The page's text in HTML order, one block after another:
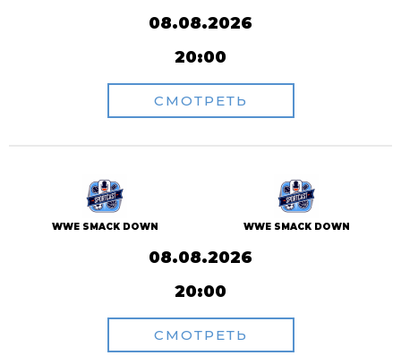
08.08.2026
20:00
СМОТРЕТЬ
WWE SMACK DOWN WWE SMACK DOWN
08.08.2026
20:00
СМОТРЕТЬ